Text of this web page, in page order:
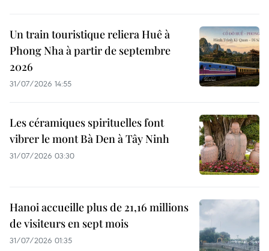
Un train touristique reliera Huê à
Phong Nha à partir de septembre
2026
31/07/2026 14:55
Les céramiques spirituelles font
vibrer le mont Bà Den à Tây Ninh
31/07/2026 03:30
Hanoi accueille plus de 21,16 millions
de visiteurs en sept mois ​
31/07/2026 01:35